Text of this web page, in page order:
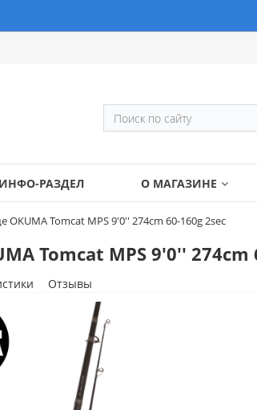
ИНФО-РАЗДЕЛ О МАГАЗИНЕ
OKUMA Tomcat MPS 9'0'' 274cm 60-160g 2sec
Tomcat MPS 9'0'' 274cm
Отзывы